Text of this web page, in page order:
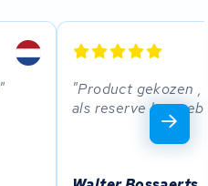
Product gekozen
als reserve kan